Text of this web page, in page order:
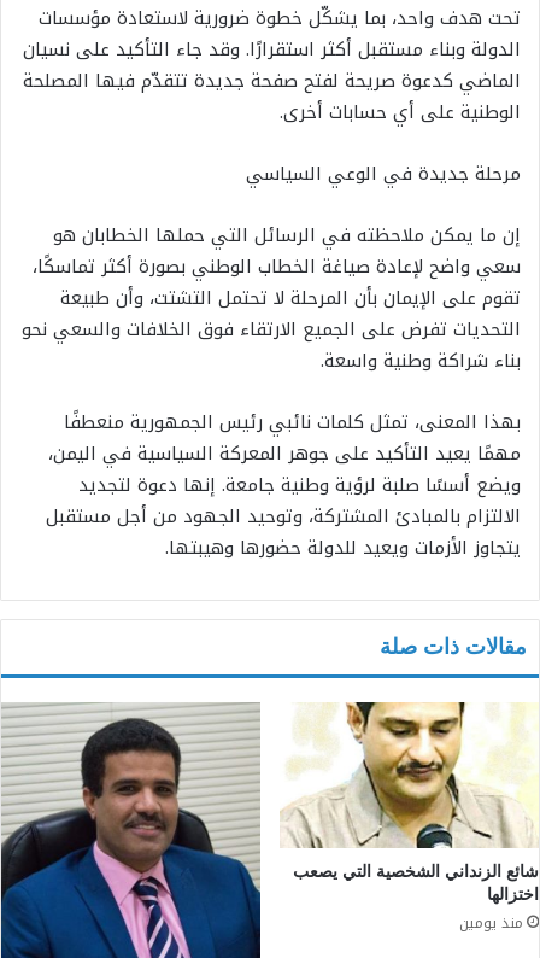
تحت هدف واحد، بما يشكّل خطوة ضرورية لاستعادة مؤسسات
الدولة وبناء مستقبل أكثر استقرارًا. وقد جاء التأكيد على نسيان
الماضي كدعوة صريحة لفتح صفحة جديدة تتقدّم فيها المصلحة
الوطنية على أي حسابات أخرى.
مرحلة جديدة في الوعي السياسي
إن ما يمكن ملاحظته في الرسائل التي حملها الخطابان هو
سعي واضح لإعادة صياغة الخطاب الوطني بصورة أكثر تماسكًا،
تقوم على الإيمان بأن المرحلة لا تحتمل التشتت، وأن طبيعة
التحديات تفرض على الجميع الارتقاء فوق الخلافات والسعي نحو
بناء شراكة وطنية واسعة.
بهذا المعنى، تمثل كلمات نائبي رئيس الجمهورية منعطفًا
مهمًا يعيد التأكيد على جوهر المعركة السياسية في اليمن،
ويضع أسسًا صلبة لرؤية وطنية جامعة. إنها دعوة لتجديد
الالتزام بالمبادئ المشتركة، وتوحيد الجهود من أجل مستقبل
يتجاوز الأزمات ويعيد للدولة حضورها وهيبتها.
مقالات ذات صلة
شائع الزنداني الشخصية التي يصعب
اختزالها
منذ يومين